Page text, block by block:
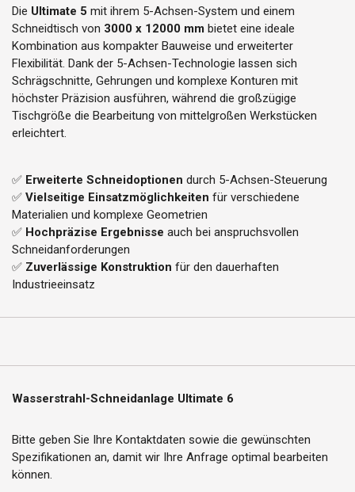
Die Ultimate 5 mit ihrem 5-Achsen-System und einem
Schneidtisch von 3000 x 12000 mm bietet eine ideale
Kombination aus kompakter Bauweise und erweiterter
Flexibilität. Dank der 5-Achsen-Technologie lassen sich
Schrägschnitte, Gehrungen und komplexe Konturen mit
höchster Präzision ausführen, während die großzügige
Tischgröße die Bearbeitung von mittelgroßen Werkstücken
erleichtert.
✅ Erweiterte Schneidoptionen durch 5-Achsen-Steuerung
✅ Vielseitige Einsatzmöglichkeiten für verschiedene
Materialien und komplexe Geometrien
✅ Hochpräzise Ergebnisse auch bei anspruchsvollen
Schneidanforderungen
✅ Zuverlässige Konstruktion für den dauerhaften
Industrieeinsatz
Wasserstrahl-Schneidanlage Ultimate 6
Bitte geben Sie Ihre Kontaktdaten sowie die gewünschten
Spezifikationen an, damit wir Ihre Anfrage optimal bearbeiten
können.